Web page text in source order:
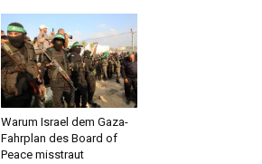
Warum Israel dem Gaza-
Fahrplan des Board of
Peace misstraut